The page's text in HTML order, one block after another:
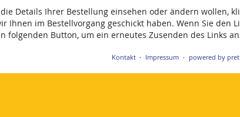
Details Ihrer Bestellung einsehen oder ändern wollen,
Ihnen im Bestellvorgang geschickt haben. Wenn Sie den
folgenden Button, um ein erneutes Zusenden des Links
Kontakt Impressum powered by